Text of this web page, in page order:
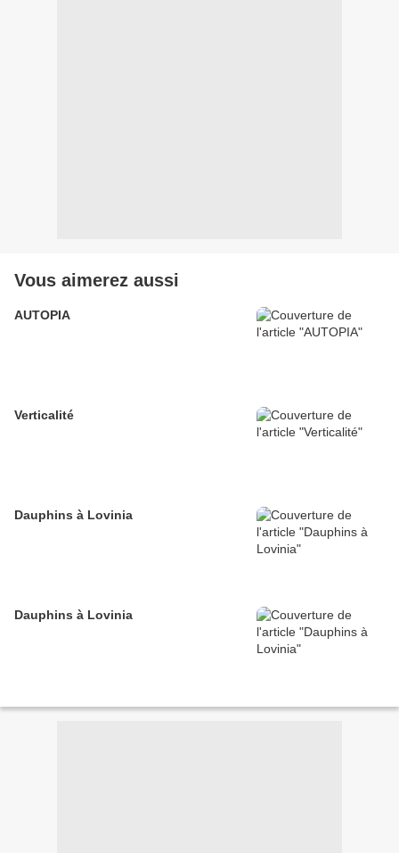
Vous aimerez aussi
AUTOPIA
Verticalité
Dauphins à Lovinia
Dauphins à Lovinia